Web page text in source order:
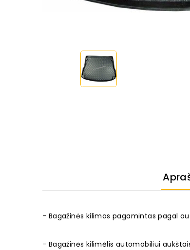
- Bagažinės kilimas pagamintas pagal
- Bagažinės kilimėlis automobiliui